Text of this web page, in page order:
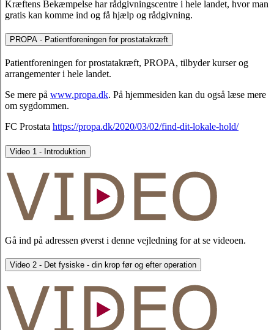
Kræftens Bekæmpelse har rådgivningscentre i hele landet, hvor man
gratis kan komme ind og få hjælp og rådgivning.
PROPA - Patientforeningen for prostatakræft
Patientforeningen for prostatakræft, PROPA, tilbyder kurser og
arrangementer i hele landet.
Se mere på www.propa.dk. På hjemmesiden kan du også læse mere
om sygdommen.
FC Prostata https://propa.dk/2020/03/02/find-dit-lokale-hold/
Video 1 - Introduktion
Gå ind på adressen øverst i denne vejledning for at se videoen.
Video 2 - Det fysiske - din krop før og efter operation